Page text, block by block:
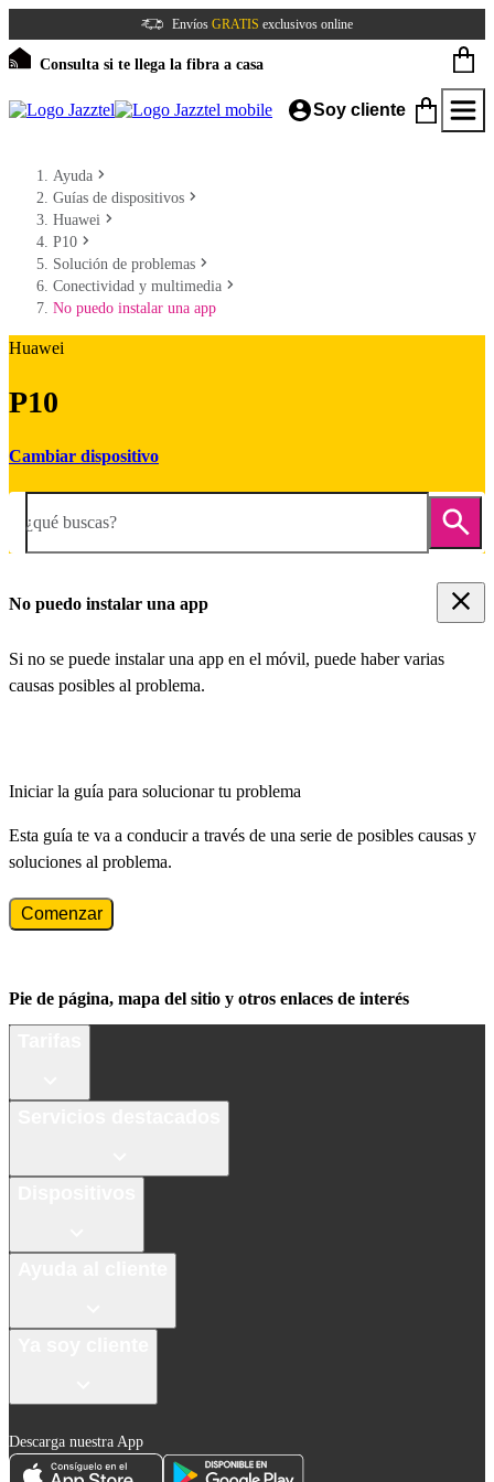
Envíos GRATIS exclusivos online
Consulta si te llega la fibra a casa
Soy cliente
Ayuda
Guías de dispositivos
Huawei
P10
Solución de problemas
Conectividad y multimedia
No puedo instalar una app
Huawei
P10
Cambiar dispositivo
¿qué buscas?
No puedo instalar una app
Si no se puede instalar una app en el móvil, puede haber varias
causas posibles al problema.
Iniciar la guía para solucionar tu problema
Esta guía te va a conducir a través de una serie de posibles causas y
soluciones al problema.
Comenzar
Pie de página, mapa del sitio y otros enlaces de interés
Descarga nuestra App